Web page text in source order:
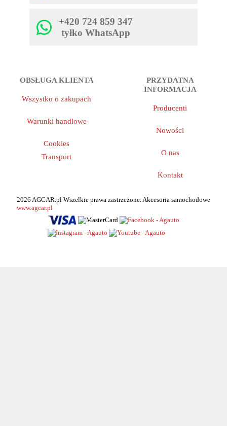
+420 724 859 347
tyłko WhatsApp
OBSŁUGA KLIENTA
Wszystko o zakupach
Warunki handlowe
Cookies
Transport
PRZYDATNA
INFORMACJA
Producenti
Nowości
O nas
Kontakt
2026 AGCAR.pl Wszelkie prawa zastrzeżone. Akcesoria samochodowe
www.agcar.pl